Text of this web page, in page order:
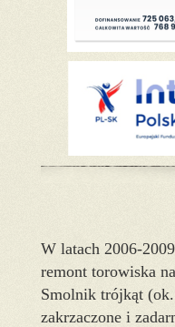
W latach 2006-
remont torowiska
Smolnik trójkąt
zakrzaczone i